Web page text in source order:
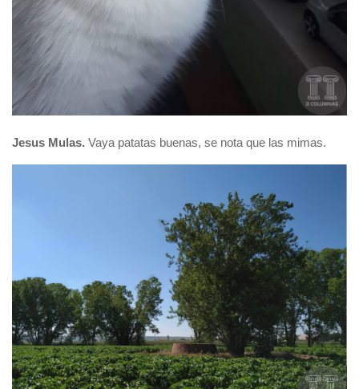
Jesus Mulas. Vaya patatas buenas, se nota que las mimas.